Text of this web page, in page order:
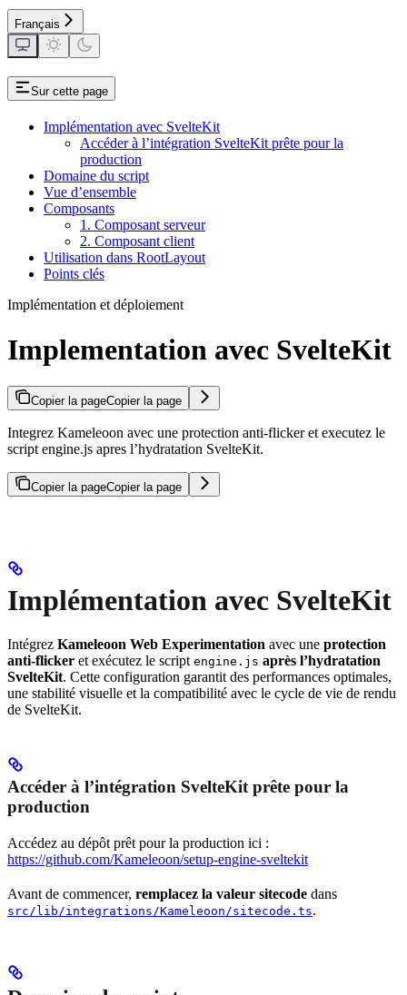
Français
Sur cette page
Implémentation avec SvelteKit
Accéder à l’intégration SvelteKit prête pour la
production
Domaine du script
Vue d’ensemble
Composants
1. Composant serveur
2. Composant client
Utilisation dans RootLayout
Points clés
Implémentation et déploiement
Implementation avec SvelteKit
Copier la pageCopier la page
Integrez Kameleoon avec une protection anti-flicker et executez le
script engine.js apres l’hydratation SvelteKit.
Copier la pageCopier la page
Implémentation avec SvelteKit
Intégrez Kameleoon Web Experimentation avec une protection
anti-flicker et exécutez le script engine.js après l’hydratation
SvelteKit. Cette configuration garantit des performances optimales,
une stabilité visuelle et la compatibilité avec le cycle de vie de rendu
de SvelteKit.
Accéder à l’intégration SvelteKit prête pour la
production
Accédez au dépôt prêt pour la production ici :
https://github.com/Kameleoon/setup-engine-sveltekit
Avant de commencer, remplacez la valeur sitecode dans
src/lib/integrations/Kameleoon/sitecode.ts.